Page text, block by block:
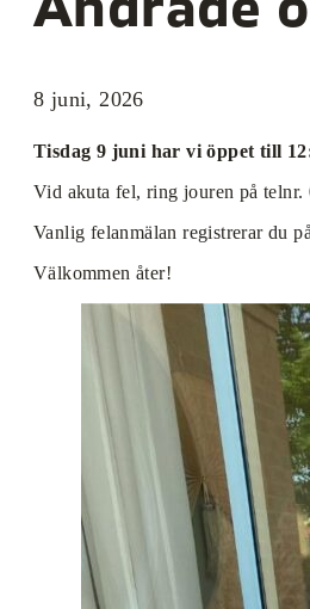
Ändrade
8 juni, 2026
Tisdag 9 juni har vi öppet till
Vid akuta fel, ring jouren på telnr.
Vanlig felanmälan registrerar du
Välkommen åter!